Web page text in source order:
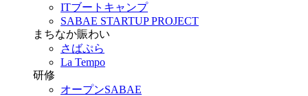
ITブートキャンプ
SABAE STARTUP PROJECT
まちなか賑わい
さばぷら
La Tempo
研修
オープンSABAE